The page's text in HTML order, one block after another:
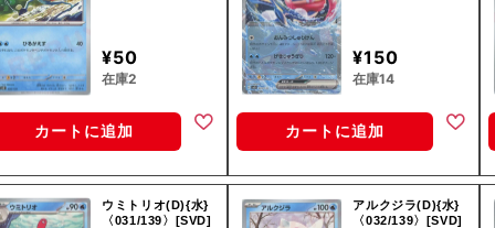
¥50
在庫2
カートに追加
¥150
在庫14
カートに追加
ウミトリオ(D){水}
〈031/139〉[SVD]
アルクジラ(D){水}
〈032/139〉[SVD]